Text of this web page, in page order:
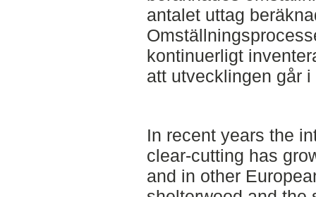
antalet uttag
kontinuerligt
att utvecklingen går
In recent years the
clear-cutting has
and in other